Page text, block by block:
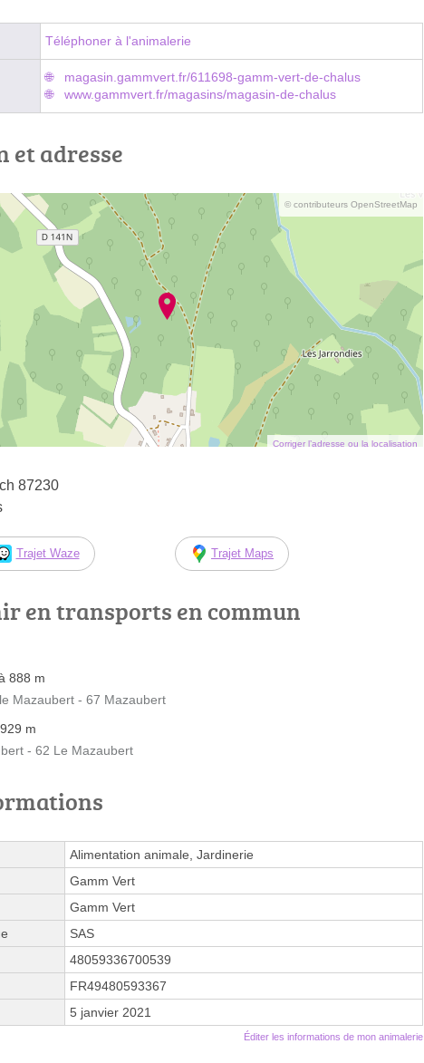
Téléphoner à l'animalerie
magasin.gammvert.fr/611698-gamm-vert-de-chalus
www.gammvert.fr/magasins/magasin-de-chalus
et adresse
© contributeurs OpenStreetMap
Corriger l’adresse ou la localisation
87230
Trajet Waze Trajet Maps
en transports en commun
888 m
Mazaubert - 67 Mazaubert
m
- 62 Le Mazaubert
Alimentation animale, Jardinerie
Gamm Vert
Gamm Vert
SAS
48059336700539
FR49480593367
5 janvier 2021
Éditer les informations de mon animalerie